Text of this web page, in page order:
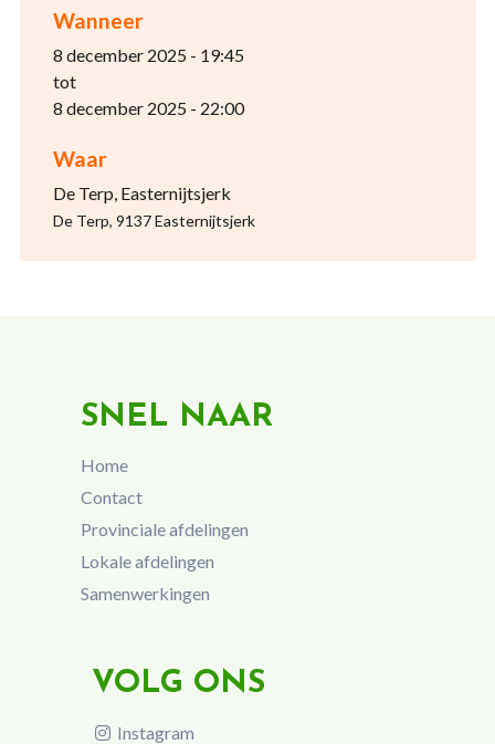
Wanneer
8 december 2025 - 19:45
tot
8 december 2025 - 22:00
Waar
De Terp, Easternijtsjerk
De Terp, 9137 Easternijtsjerk
SNEL NAAR
Home
Contact
Provinciale afdelingen
Lokale afdelingen
Samenwerkingen
VOLG ONS
Instagram